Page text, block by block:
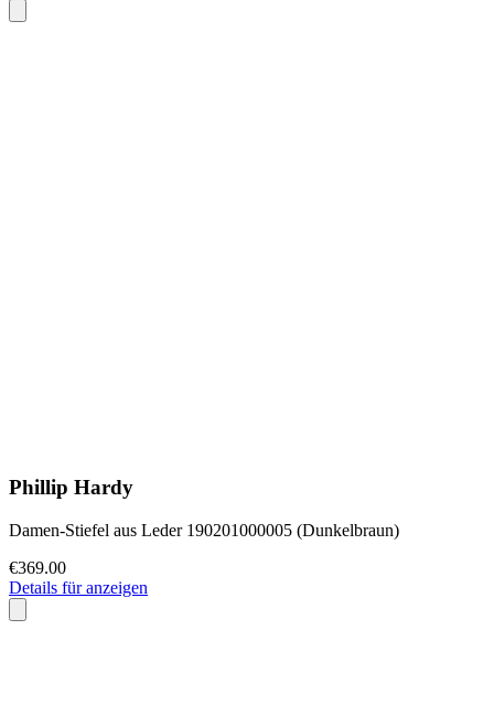
Phillip Hardy
Damen-Stiefel aus Leder 190201000005 (Dunkelbraun)
€369.00
Details für anzeigen